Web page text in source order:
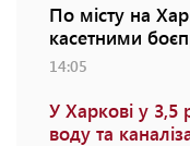
По місту на
касетними
14:05
У Харкові у 3,5
воду та